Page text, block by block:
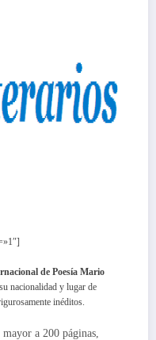
de Poesía Mario
nacionalidad y lugar de
inéditos.
a 200 páginas,